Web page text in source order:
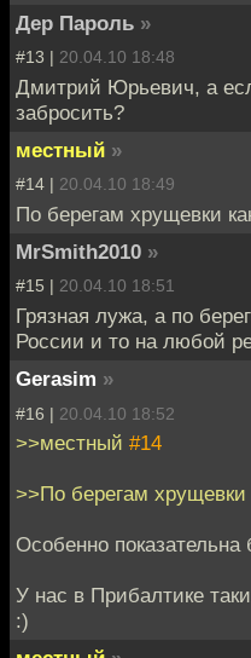
Дер Пароль »
#13 | 20.04.10 18:48
Дмитрий Юрьевич, а
забросить?
местный »
#14 | 20.04.10 18:49
По берегам хрущевки
MrSmith2010 »
#15 | 20.04.10 18:51
Грязная лужа, а по
России и то на любой
Gerasim »
#16 | 20.04.10 18:52
>>местный #14
>>По берегам хрущевки
Особенно
У нас в Прибалтике
:)